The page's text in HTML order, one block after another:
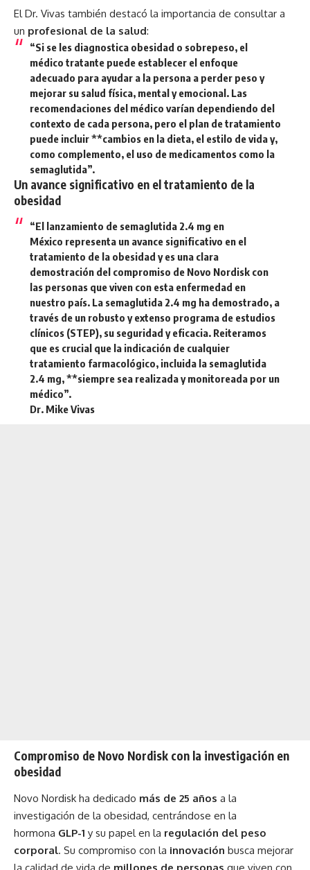
El Dr. Vivas también destacó la importancia de consultar a
un profesional de la salud:
“Si se les diagnostica obesidad o sobrepeso, el
médico tratante puede establecer el enfoque
adecuado para ayudar a la persona a perder peso y
mejorar su salud física, mental y emocional . Las
recomendaciones del médico varían dependiendo del
contexto de cada persona, pero el plan de tratamiento
puede incluir **cambios en la dieta, el estilo de vida y,
como complemento, el uso de medicamentos como la
semaglutida”.
Un avance significativo en el tratamiento de la
obesidad
“El lanzamiento de semaglutida 2.4 mg en
México representa un avance significativo en el
tratamiento de la obesidad y es una clara
demostración del compromiso de Novo Nordiskcon
las personas que viven con esta enfermedad en
nuestro país. La semaglutida 2.4 mg ha demostrado, a
través de un robusto y extenso programa de estudios
clínicos (STEP), su seguridad y eficacia. Reiteramos
que es crucial que la indicación de cualquier
tratamiento farmacológico, incluida la semaglutida
2.4 mg, **siempre sea realizada y monitoreada por un
médico”.
Dr. Mike Vivas
Compromiso de Novo Nordisk con la investigación en
obesidad
Novo Nordisk ha dedicado más de 25 años a la
investigación de la obesidad, centrándose en la
hormona GLP-1 y su papel en la regulación del peso
corporal. Su compromiso con la innovación busca mejorar